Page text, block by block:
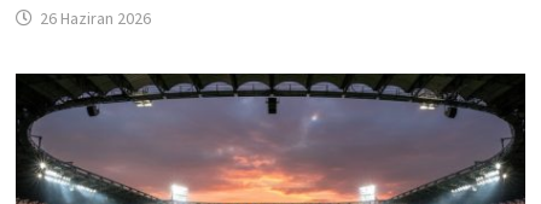
26 Haziran 2026